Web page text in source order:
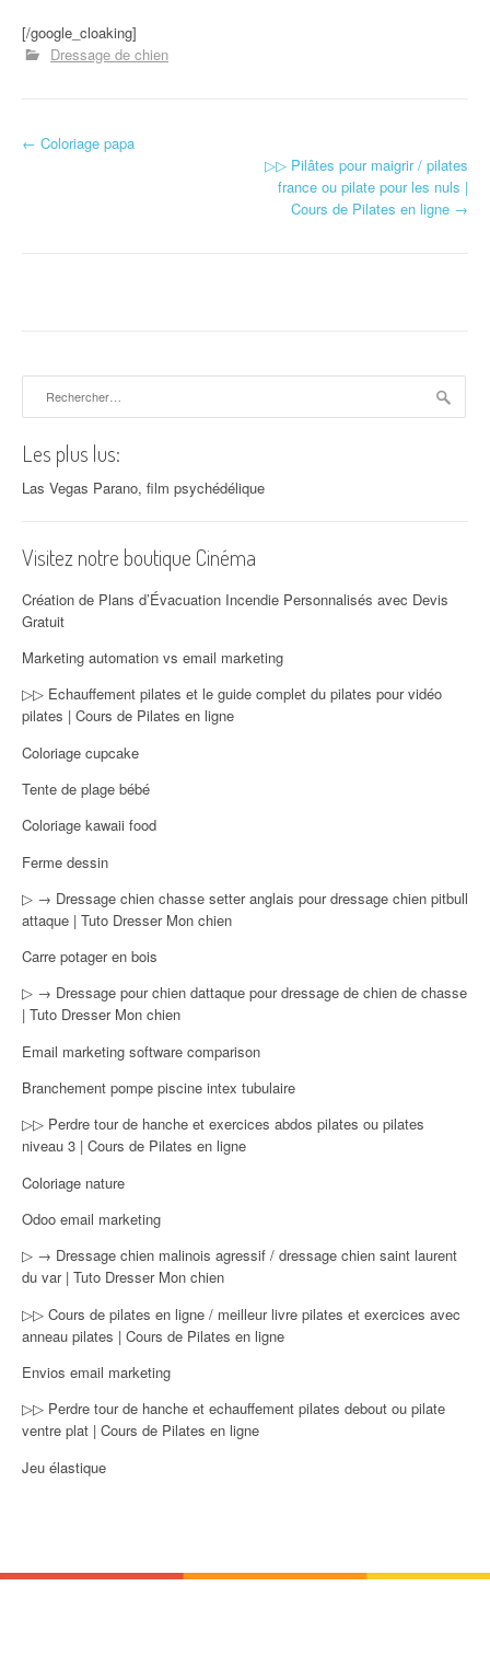
[/google_cloaking]
Dressage de chien
Navigation d'article
← Coloriage papa
▷▷ Pilâtes pour maigrir / pilates
france ou pilate pour les nuls |
Cours de Pilates en ligne →
Les plus lus:
Las Vegas Parano, film psychédélique
Visitez notre boutique Cinéma
Création de Plans d’Évacuation Incendie Personnalisés avec Devis
Gratuit
Marketing automation vs email marketing
▷▷ Echauffement pilates et le guide complet du pilates pour vidéo
pilates | Cours de Pilates en ligne
Coloriage cupcake
Tente de plage bébé
Coloriage kawaii food
Ferme dessin
▷ → Dressage chien chasse setter anglais pour dressage chien pitbull
attaque | Tuto Dresser Mon chien
Carre potager en bois
▷ → Dressage pour chien dattaque pour dressage de chien de chasse
| Tuto Dresser Mon chien
Email marketing software comparison
Branchement pompe piscine intex tubulaire
▷▷ Perdre tour de hanche et exercices abdos pilates ou pilates
niveau 3 | Cours de Pilates en ligne
Coloriage nature
Odoo email marketing
▷ → Dressage chien malinois agressif / dressage chien saint laurent
du var | Tuto Dresser Mon chien
▷▷ Cours de pilates en ligne / meilleur livre pilates et exercices avec
anneau pilates | Cours de Pilates en ligne
Envios email marketing
▷▷ Perdre tour de hanche et echauffement pilates debout ou pilate
ventre plat | Cours de Pilates en ligne
Jeu élastique